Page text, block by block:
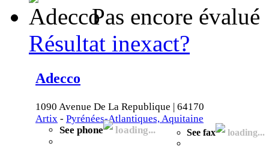
Pas encore évalué
Résultat inexact?
Adecco
1090 Avenue De La Republique | 64170
Artix - Pyrénées-Atlantiques, Aquitaine
See phone
loading... See fax loading...